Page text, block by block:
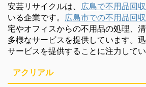
安芸リサイクルは、 広島で不用品回収
いる企業です。 広島市での不用品回収
宅やオフィスからの不用品の処理、清
多様なサービスを提供しています。
サービスを提供することに注力してい
アクリアル